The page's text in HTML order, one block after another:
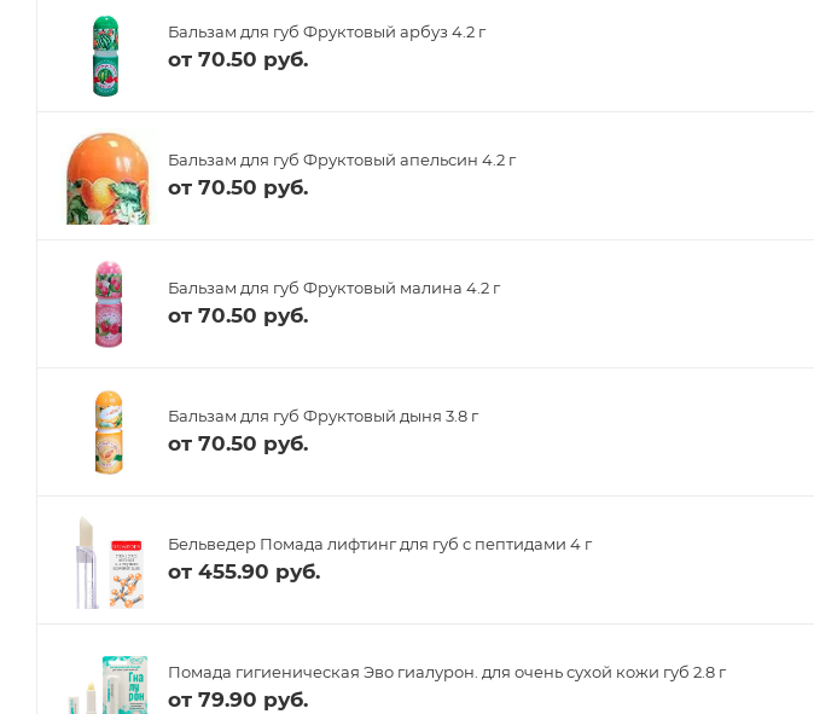
Бальзам для губ Фруктовый арбуз 4.2 г
от 70.50 руб.
Бальзам для губ Фруктовый апельсин 4.2 г
от 70.50 руб.
Бальзам для губ Фруктовый малина 4.2 г
от 70.50 руб.
Бальзам для губ Фруктовый дыня 3.8 г
от 70.50 руб.
Бельведер Помада лифтинг для губ с пептидами 4 г
от 455.90 руб.
Помада гигиеническая Эво гиалурон. для очень сухой кожи губ 2.8 г
от 79.90 руб.